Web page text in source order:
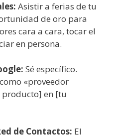
Asistir a ferias de tu
de oro para
cara a cara, tocar el
en persona.
Sé específico.
«proveedor
en [tu
de Contactos: El